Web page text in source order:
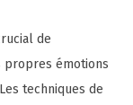
de
propres émotions
techniques de